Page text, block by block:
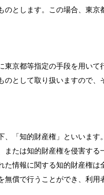
とします。この場合、東京
京都等指定の手段を用いて
として取り扱いますので
「知的財産権」といいます
たは知的財産権を侵害す
情報に関する知的財産権は
償で行うことができ、利用